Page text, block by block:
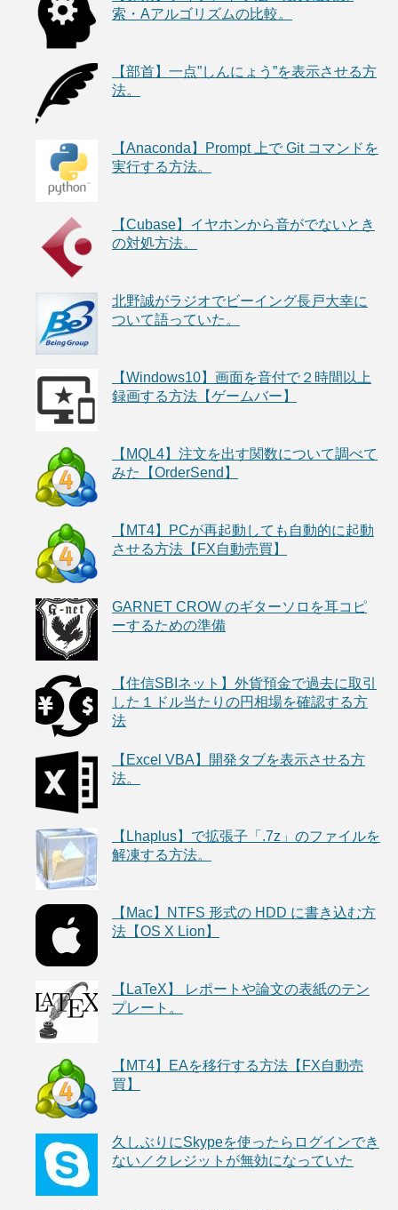
索・Aアルゴリズムの比較。
【部首】一点”しんにょう”を表示させる方
法。
【Anaconda】Prompt 上で Git コマンドを
実行する方法。
【Cubase】イヤホンから音がでないとき
の対処方法。
北野誠がラジオでビーイング長戸大幸に
ついて語っていた。
【Windows10】画面を音付で２時間以上
録画する方法【ゲームバー】
【MQL4】注文を出す関数について調べて
みた【OrderSend】
【MT4】PCが再起動しても自動的に起動
させる方法【FX自動売買】
GARNET CROW のギターソロを耳コピ
ーするための準備
【住信SBIネット】外貨預金で過去に取引
した１ドル当たりの円相場を確認する方
法
【Excel VBA】開発タブを表示させる方
法。
【Lhaplus】で拡張子「.7z」のファイルを
解凍する方法。
【Mac】NTFS 形式の HDD に書き込む方
法【OS X Lion】
【LaTeX】 レポートや論文の表紙のテン
プレート。
【MT4】EAを移行する方法【FX自動売
買】
久しぶりにSkypeを使ったらログインでき
ない／クレジットが無効になっていた